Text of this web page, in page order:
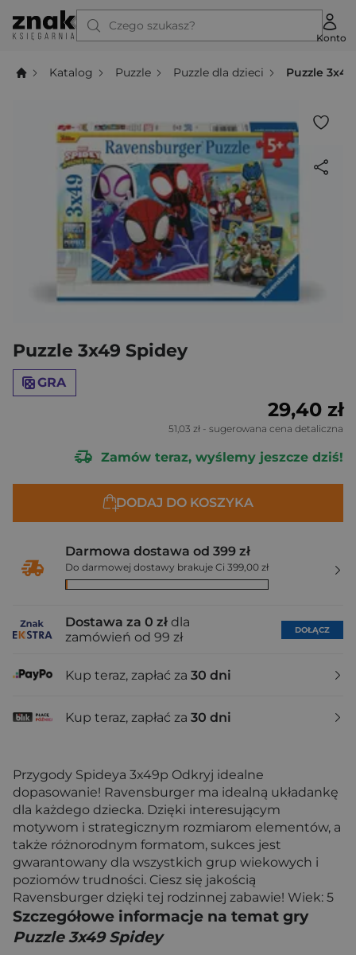
Czego szukasz?
Konto
Katalog Puzzle Puzzle dla dzieci Puzzle
Puzzle 3x49 Spidey
GRA
29,40 zł
51,03 zł - sugerowana cena detaliczna
Zamów teraz, wyślemy jeszcze dziś!
DODAJ DO KOSZYKA
Darmowa dostawa od 399 zł
Do darmowej dostawy brakuje Ci 399,00 zł
Dostawa za 0 zł dla
zamówień od 99 zł
DOŁĄCZ
Kup teraz, zapłać za 30 dni
Kup teraz, zapłać za 30 dni
Przygody Spideya 3x49p Odkryj idealne
dopasowanie! Ravensburger ma idealną układankę
dla każdego dziecka. Dzięki interesującym
motywom i strategicznym rozmiarom elementów, a
także różnorodnym formatom, sukces jest
gwarantowany dla wszystkich grup wiekowych i
poziomów trudności. Ciesz się jakością
Ravensburger dzięki tej rodzinnej zabawie! Wiek: 5
Szczegółowe informacje na temat gry
Puzzle 3x49 Spidey